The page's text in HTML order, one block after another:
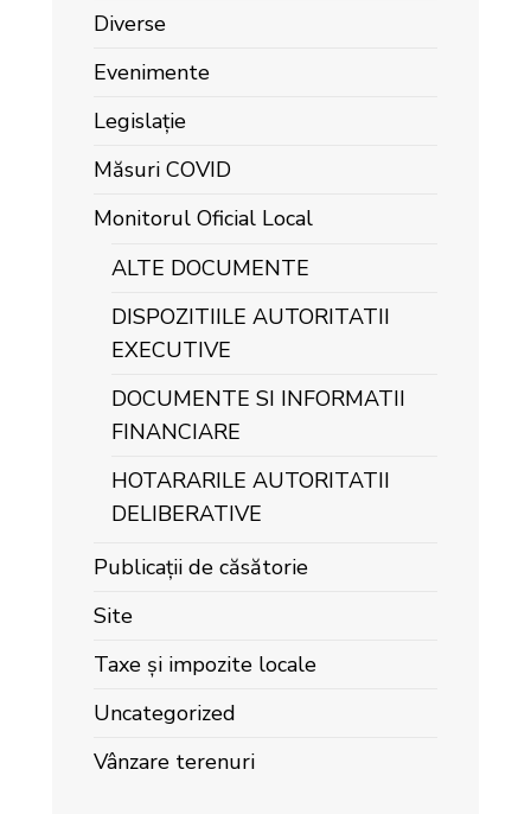
Diverse
Evenimente
Legislație
Măsuri COVID
Monitorul Oficial Local
ALTE DOCUMENTE
DISPOZITIILE AUTORITATII
EXECUTIVE
DOCUMENTE SI INFORMATII
FINANCIARE
HOTARARILE AUTORITATII
DELIBERATIVE
Publicații de căsătorie
Site
Taxe și impozite locale
Uncategorized
Vânzare terenuri